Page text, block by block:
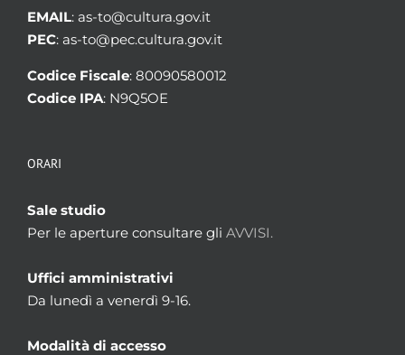
EMAIL: as-to@cultura.gov.it
PEC: as-to@pec.cultura.gov.it
Codice Fiscale: 80090580012
Codice IPA: N9Q5OE
ORARI
Sale studio
Per le aperture consultare gli AVVISI.
Uffici amministrativi
Da lunedì a venerdì 9-16.
Modalità di accesso